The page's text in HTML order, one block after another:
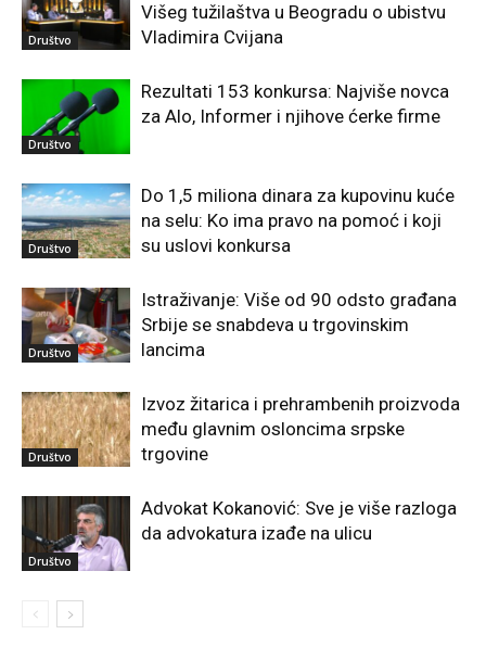
Društvo
Višeg tužilaštva u Beogradu o ubistvu
Vladimira Cvijana
Društvo
Rezultati 153 konkursa: Najviše novca
za Alo, Informer i njihove ćerke firme
Društvo
Do 1,5 miliona dinara za kupovinu kuće
na selu: Ko ima pravo na pomoć i koji
su uslovi konkursa
Društvo
Istraživanje: Više od 90 odsto građana
Srbije se snabdeva u trgovinskim
lancima
Društvo
Izvoz žitarica i prehrambenih proizvoda
među glavnim osloncima srpske
trgovine
Društvo
Advokat Kokanović: Sve je više razloga
da advokatura izađe na ulicu